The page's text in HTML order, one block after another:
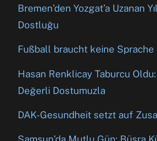
Bremen’den Yozgat’a Uzanan
Dostluğu
Fußball braucht keine Sprache
Hasan Renklicay Taburcu Oldu:
Değerli Dostumuzla
DAK-Gesundheit setzt auf